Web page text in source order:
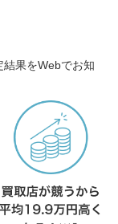
果をWebでお知